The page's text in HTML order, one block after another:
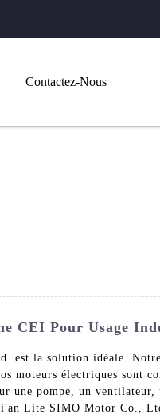
Contactez-Nous
CEI Pour Usage
la solution idéale.
moteurs électriques
une pompe, un
Lite SIMO Motor Co.,